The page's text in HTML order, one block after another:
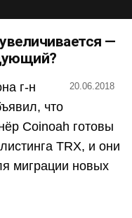
—
20.06.2018
г-н
что
Coinoah готовы
TRX, и они
миграции новых